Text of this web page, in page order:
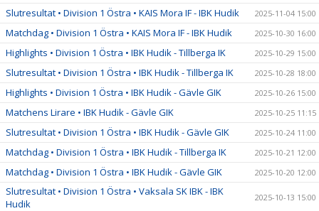
Slutresultat • Division 1 Östra • KAIS Mora IF - IBK Hudik 2025-11-04 15:00
Matchdag • Division 1 Östra • KAIS Mora IF - IBK Hudik 2025-10-30 16:00
Highlights • Division 1 Östra • IBK Hudik - Tillberga IK 2025-10-29 15:00
Slutresultat • Division 1 Östra • IBK Hudik - Tillberga IK 2025-10-28 18:00
Highlights • Division 1 Östra • IBK Hudik - Gävle GIK 2025-10-26 15:00
Matchens Lirare • IBK Hudik - Gävle GIK 2025-10-25 11:15
Slutresultat • Division 1 Östra • IBK Hudik - Gävle GIK 2025-10-24 11:00
Matchdag • Division 1 Östra • IBK Hudik - Tillberga IK 2025-10-21 12:00
Matchdag • Division 1 Östra • IBK Hudik - Gävle GIK 2025-10-20 12:00
Slutresultat • Division 1 Östra • Vaksala SK IBK - IBK
Hudik
2025-10-13 15:00